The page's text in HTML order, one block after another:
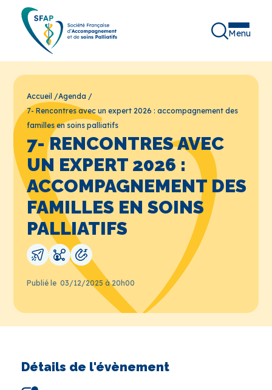
Menu
Accueil /Agenda /
7- Rencontres avec un expert 2026 : accompagnement des
familles en soins palliatifs
7- RENCONTRES AVEC
UN EXPERT 2026 :
ACCOMPAGNEMENT DES
FAMILLES EN SOINS
PALLIATIFS
Publié le 03/12/2025 à 20h00
Détails de l'évènement